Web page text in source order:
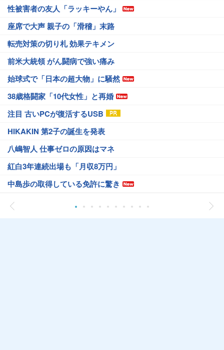
性被害者の友人「ラッキーやん」
座席で大声 親子の「滑稽」末路
転売対策の切り札 効果テキメン
前米大統領 がん闘病で強い痛み
始球式で「日本の超大物」に騒然
38歳格闘家「10代女性」と再婚
注目 古いPCが復活するUSB
HIKAKIN 第2子の誕生を発表
八嶋智人 仕事ゼロの原因はマネ
紅白3年連続出場も「月収8万円」
中島歩の取得している免許に驚き